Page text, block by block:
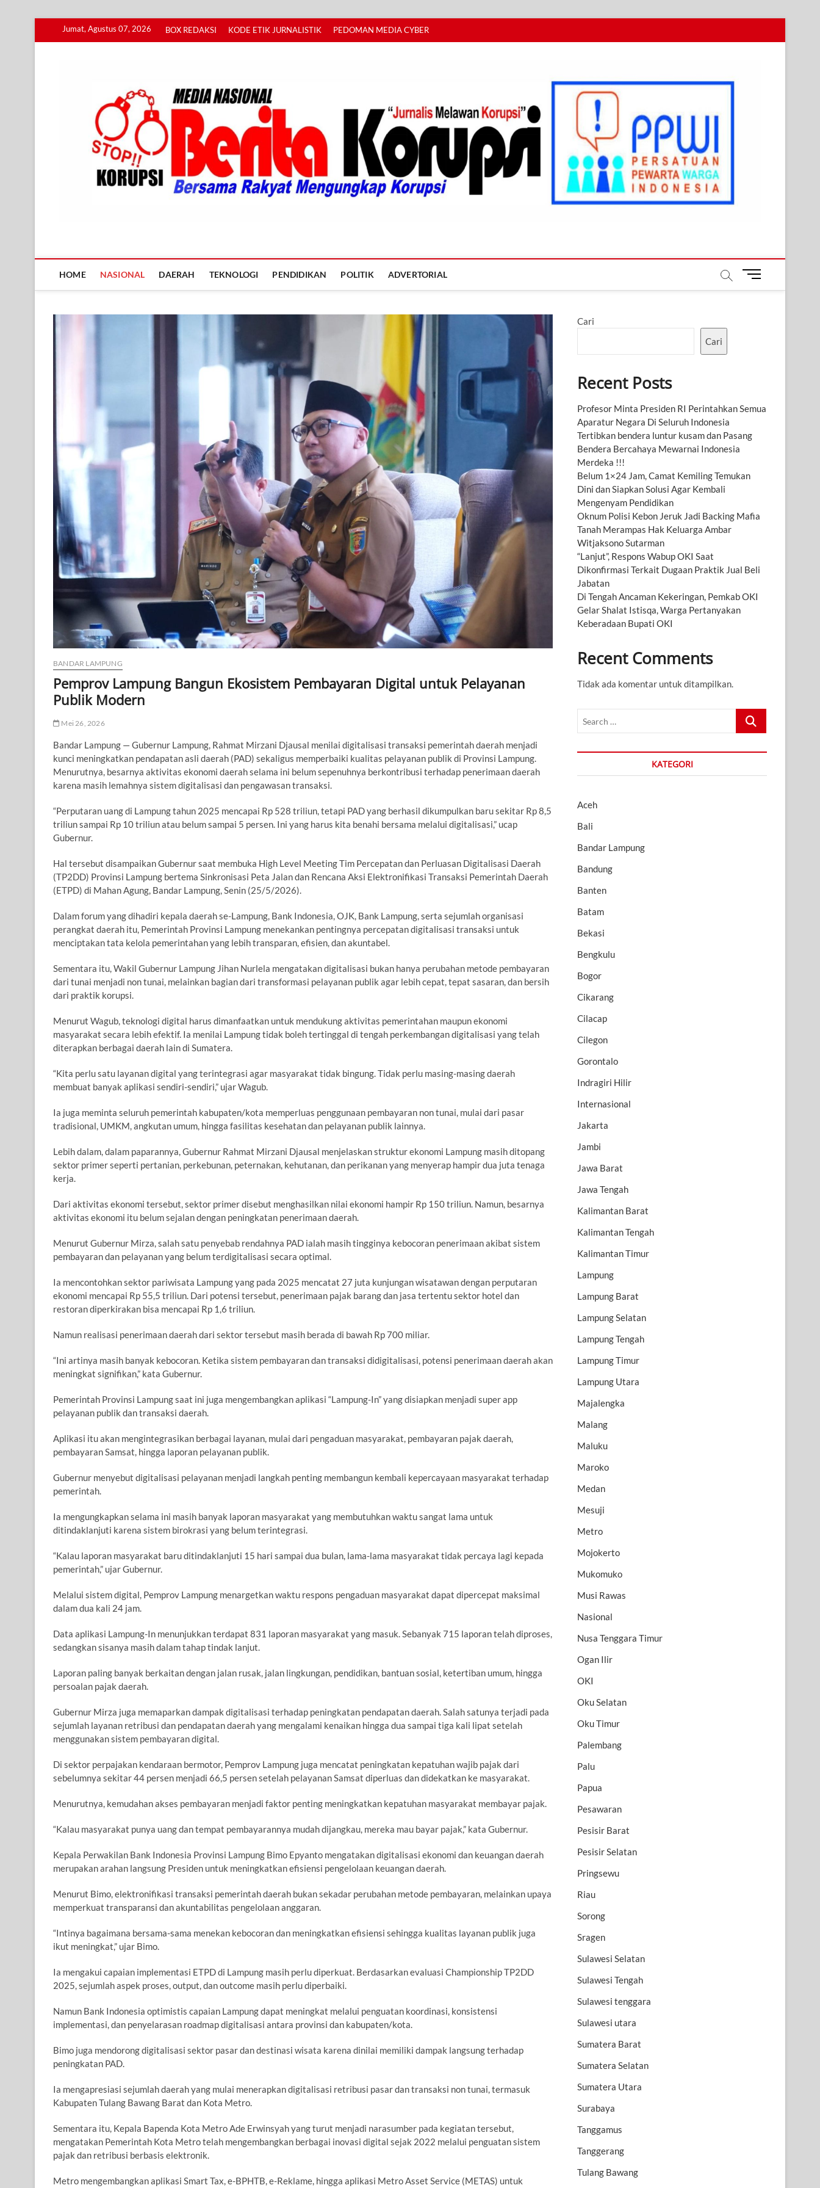
Jumat, Agustus 07, 2026 BOX REDAKSI KODE ETIK JURNALISTIK PEDOMAN MEDIA CYBER
HOME NASIONAL DAERAH TEKNOLOGI PENDIDIKAN POLITIK ADVERTORIAL
M
BANDAR LAMPUNG
Pemprov Lampung Bangun Ekosistem Pembayaran Digital untuk Pelayanan
Publik Modern
Mei 26, 2026
Bandar Lampung — Gubernur Lampung, Rahmat Mirzani Djausal menilai digitalisasi transaksi pemerintah daerah menjadi
kunci meningkatkan pendapatan asli daerah (PAD) sekaligus memperbaiki kualitas pelayanan publik di Provinsi Lampung.
Menurutnya, besarnya aktivitas ekonomi daerah selama ini belum sepenuhnya berkontribusi terhadap penerimaan daerah
karena masih lemahnya sistem digitalisasi dan pengawasan transaksi.
“Perputaran uang di Lampung tahun 2025 mencapai Rp 528 triliun, tetapi PAD yang berhasil dikumpulkan baru sekitar Rp 8,5
triliun sampai Rp 10 triliun atau belum sampai 5 persen. Ini yang harus kita benahi bersama melalui digitalisasi,” ucap
Gubernur.
Hal tersebut disampaikan Gubernur saat membuka High Level Meeting Tim Percepatan dan Perluasan Digitalisasi Daerah
(TP2DD) Provinsi Lampung bertema Sinkronisasi Peta Jalan dan Rencana Aksi Elektronifikasi Transaksi Pemerintah Daerah
(ETPD) di Mahan Agung, Bandar Lampung, Senin (25/5/2026).
Dalam forum yang dihadiri kepala daerah se-Lampung, Bank Indonesia, OJK, Bank Lampung, serta sejumlah organisasi
perangkat daerah itu, Pemerintah Provinsi Lampung menekankan pentingnya percepatan digitalisasi transaksi untuk
menciptakan tata kelola pemerintahan yang lebih transparan, efisien, dan akuntabel.
Sementara itu, Wakil Gubernur Lampung Jihan Nurlela mengatakan digitalisasi bukan hanya perubahan metode pembayaran
dari tunai menjadi non tunai, melainkan bagian dari transformasi pelayanan publik agar lebih cepat, tepat sasaran, dan bersih
dari praktik korupsi.
Menurut Wagub, teknologi digital harus dimanfaatkan untuk mendukung aktivitas pemerintahan maupun ekonomi
masyarakat secara lebih efektif. Ia menilai Lampung tidak boleh tertinggal di tengah perkembangan digitalisasi yang telah
diterapkan berbagai daerah lain di Sumatera.
“Kita perlu satu layanan digital yang terintegrasi agar masyarakat tidak bingung. Tidak perlu masing-masing daerah
membuat banyak aplikasi sendiri-sendiri,” ujar Wagub.
Ia juga meminta seluruh pemerintah kabupaten/kota memperluas penggunaan pembayaran non tunai, mulai dari pasar
tradisional, UMKM, angkutan umum, hingga fasilitas kesehatan dan pelayanan publik lainnya.
Lebih dalam, dalam paparannya, Gubernur Rahmat Mirzani Djausal menjelaskan struktur ekonomi Lampung masih ditopang
sektor primer seperti pertanian, perkebunan, peternakan, kehutanan, dan perikanan yang menyerap hampir dua juta tenaga
kerja.
Dari aktivitas ekonomi tersebut, sektor primer disebut menghasilkan nilai ekonomi hampir Rp 150 triliun. Namun, besarnya
aktivitas ekonomi itu belum sejalan dengan peningkatan penerimaan daerah.
Menurut Gubernur Mirza, salah satu penyebab rendahnya PAD ialah masih tingginya kebocoran penerimaan akibat sistem
pembayaran dan pelayanan yang belum terdigitalisasi secara optimal.
Ia mencontohkan sektor pariwisata Lampung yang pada 2025 mencatat 27 juta kunjungan wisatawan dengan perputaran
ekonomi mencapai Rp 55,5 triliun. Dari potensi tersebut, penerimaan pajak barang dan jasa tertentu sektor hotel dan
restoran diperkirakan bisa mencapai Rp 1,6 triliun.
Namun realisasi penerimaan daerah dari sektor tersebut masih berada di bawah Rp 700 miliar.
“Ini artinya masih banyak kebocoran. Ketika sistem pembayaran dan transaksi didigitalisasi, potensi penerimaan daerah akan
meningkat signifikan,” kata Gubernur.
Pemerintah Provinsi Lampung saat ini juga mengembangkan aplikasi “Lampung-In” yang disiapkan menjadi super app
pelayanan publik dan transaksi daerah.
Aplikasi itu akan mengintegrasikan berbagai layanan, mulai dari pengaduan masyarakat, pembayaran pajak daerah,
pembayaran Samsat, hingga laporan pelayanan publik.
Gubernur menyebut digitalisasi pelayanan menjadi langkah penting membangun kembali kepercayaan masyarakat terhadap
pemerintah.
Ia mengungkapkan selama ini masih banyak laporan masyarakat yang membutuhkan waktu sangat lama untuk
ditindaklanjuti karena sistem birokrasi yang belum terintegrasi.
“Kalau laporan masyarakat baru ditindaklanjuti 15 hari sampai dua bulan, lama-lama masyarakat tidak percaya lagi kepada
pemerintah,” ujar Gubernur.
Melalui sistem digital, Pemprov Lampung menargetkan waktu respons pengaduan masyarakat dapat dipercepat maksimal
dalam dua kali 24 jam.
Data aplikasi Lampung-In menunjukkan terdapat 831 laporan masyarakat yang masuk. Sebanyak 715 laporan telah diproses,
sedangkan sisanya masih dalam tahap tindak lanjut.
Laporan paling banyak berkaitan dengan jalan rusak, jalan lingkungan, pendidikan, bantuan sosial, ketertiban umum, hingga
persoalan pajak daerah.
Gubernur Mirza juga memaparkan dampak digitalisasi terhadap peningkatan pendapatan daerah. Salah satunya terjadi pada
sejumlah layanan retribusi dan pendapatan daerah yang mengalami kenaikan hingga dua sampai tiga kali lipat setelah
menggunakan sistem pembayaran digital.
Di sektor perpajakan kendaraan bermotor, Pemprov Lampung juga mencatat peningkatan kepatuhan wajib pajak dari
sebelumnya sekitar 44 persen menjadi 66,5 persen setelah pelayanan Samsat diperluas dan didekatkan ke masyarakat.
Menurutnya, kemudahan akses pembayaran menjadi faktor penting meningkatkan kepatuhan masyarakat membayar pajak.
“Kalau masyarakat punya uang dan tempat pembayarannya mudah dijangkau, mereka mau bayar pajak,” kata Gubernur.
Kepala Perwakilan Bank Indonesia Provinsi Lampung Bimo Epyanto mengatakan digitalisasi ekonomi dan keuangan daerah
merupakan arahan langsung Presiden untuk meningkatkan efisiensi pengelolaan keuangan daerah.
Menurut Bimo, elektronifikasi transaksi pemerintah daerah bukan sekadar perubahan metode pembayaran, melainkan upaya
memperkuat transparansi dan akuntabilitas pengelolaan anggaran.
“Intinya bagaimana bersama-sama menekan kebocoran dan meningkatkan efisiensi sehingga kualitas layanan publik juga
ikut meningkat,” ujar Bimo.
Ia mengakui capaian implementasi ETPD di Lampung masih perlu diperkuat. Berdasarkan evaluasi Championship TP2DD
2025, sejumlah aspek proses, output, dan outcome masih perlu diperbaiki.
Namun Bank Indonesia optimistis capaian Lampung dapat meningkat melalui penguatan koordinasi, konsistensi
implementasi, dan penyelarasan roadmap digitalisasi antara provinsi dan kabupaten/kota.
Bimo juga mendorong digitalisasi sektor pasar dan destinasi wisata karena dinilai memiliki dampak langsung terhadap
peningkatan PAD.
Ia mengapresiasi sejumlah daerah yang mulai menerapkan digitalisasi retribusi pasar dan transaksi non tunai, termasuk
Kabupaten Tulang Bawang Barat dan Kota Metro.
Sementara itu, Kepala Bapenda Kota Metro Ade Erwinsyah yang turut menjadi narasumber pada kegiatan tersebut,
mengatakan Pemerintah Kota Metro telah mengembangkan berbagai inovasi digital sejak 2022 melalui penguatan sistem
pajak dan retribusi berbasis elektronik.
Metro mengembangkan aplikasi Smart Tax, e-BPHTB, e-Reklame, hingga aplikasi Metro Asset Service (METAS) untuk
Cari
Cari
Recent Posts
Profesor Minta Presiden RI Perintahkan Semua
Aparatur Negara Di Seluruh Indonesia
Tertibkan bendera luntur kusam dan Pasang
Bendera Bercahaya Mewarnai Indonesia
Merdeka !!!
Belum 1×24 Jam, Camat Kemiling Temukan
Dini dan Siapkan Solusi Agar Kembali
Mengenyam Pendidikan
Oknum Polisi Kebon Jeruk Jadi Backing Mafia
Tanah Merampas Hak Keluarga Ambar
Witjaksono Sutarman
“Lanjut”, Respons Wabup OKI Saat
Dikonfirmasi Terkait Dugaan Praktik Jual Beli
Jabatan
Di Tengah Ancaman Kekeringan, Pemkab OKI
Gelar Shalat Istisqa, Warga Pertanyakan
Keberadaan Bupati OKI
Recent Comments
Tidak ada komentar untuk ditampilkan.
Search
KATEGORI
Aceh
Bali
Bandar Lampung
Bandung
Banten
Batam
Bekasi
Bengkulu
Bogor
Cikarang
Cilacap
Cilegon
Gorontalo
Indragiri Hilir
Internasional
Jakarta
Jambi
Jawa Barat
Jawa Tengah
Kalimantan Barat
Kalimantan Tengah
Kalimantan Timur
Lampung
Lampung Barat
Lampung Selatan
Lampung Tengah
Lampung Timur
Lampung Utara
Majalengka
Malang
Maluku
Maroko
Medan
Mesuji
Metro
Mojokerto
Mukomuko
Musi Rawas
Nasional
Nusa Tenggara Timur
Ogan Ilir
OKI
Oku Selatan
Oku Timur
Palembang
Palu
Papua
Pesawaran
Pesisir Barat
Pesisir Selatan
Pringsewu
Riau
Sorong
Sragen
Sulawesi Selatan
Sulawesi Tengah
Sulawesi tenggara
Sulawesi utara
Sumatera Barat
Sumatera Selatan
Sumatera Utara
Surabaya
Tanggamus
Tanggerang
Tulang Bawang